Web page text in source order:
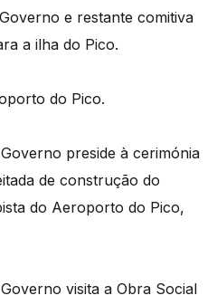
e restante comitiva
a ilha do Pico.
do Pico.
preside à cerimónia
de construção do
do Aeroporto do Pico,
visita a Obra Social